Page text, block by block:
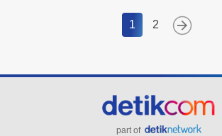
1 2
part of